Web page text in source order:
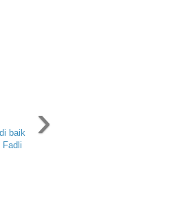
baik
Fadli
›